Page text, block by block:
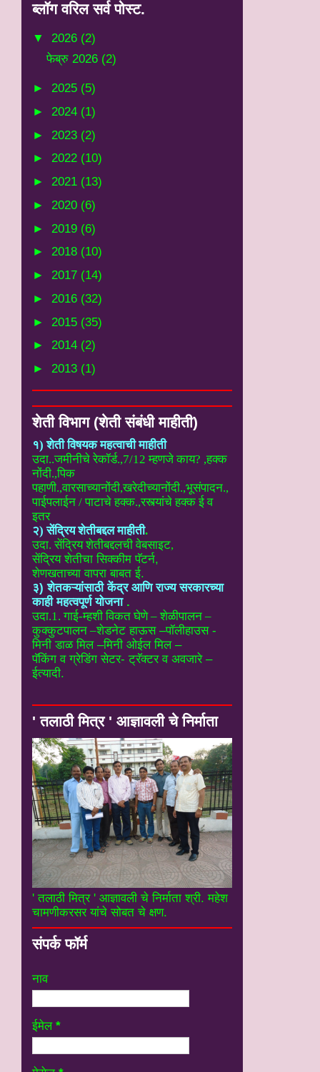
ब्‍लॉग वरिल सर्व पोस्‍ट.
▼ 2026 (2)
फेब्रु 2026 (2)
► 2025 (5)
► 2024 (1)
► 2023 (2)
► 2022 (10)
► 2021 (13)
► 2020 (6)
► 2019 (6)
► 2018 (10)
► 2017 (14)
► 2016 (32)
► 2015 (35)
► 2014 (2)
► 2013 (1)
शेती विभाग (शेती संबंधी माहीती)
१) शेती विषयक महत्वाची माहीती
उदा..जमीनीचे रेकॉर्ड.,7/12 म्हणजे काय? ,हक्क
नोंदी.,पिक
पहाणी.,वारसाच्यानोंदी,खरेदीच्यानोंदी.,भूसंपादन.,
पाईपलाईन / पाटाचे हक्क.,रस्त्यांचे हक्क ईव
इतर
२) सेंद्रिय शेतीबद्दल माहीती.
उदा. सेंद्रिय शेतीबद्दलची वेबसाइट,
सेंद्रिय शेतीचा सिक्कीम पॅटर्न,
शेणखताच्या वापरा बाबत ई.
३) शेतकऱ्यांसाठी केंद्र आणि राज्य सरकारच्या
काही महत्वपूर्ण योजना.
उदा.1. गाई-म्हशी विकत घेणे – शेळीपालन –
कुक्कुटपालन –शेडनेट हाऊस –पॉलीहाउस -
मिनी डाळ मिल –मिनी ओईल मिल –
पॅकिंग व ग्रेडिंग सेटर- ट्रॅक्टर व अवजारे –
ईत्यादी.
' तलाठी मित्र ' आज्ञावली चे निर्माता
' तलाठी मित्र ' आज्ञावली चे निर्माता श्री. महेश
चामणीकरसर यांचे सोबत चे क्षण.
संपर्क फॉर्म
नाव
ईमेल *